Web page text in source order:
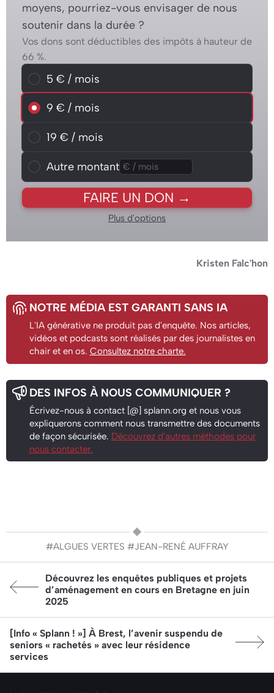
moyens, pourriez-vous envisager de nous
soutenir dans la durée ?
Vos dons sont déductibles des impôts à hauteur de
66 %.
Choisissez un montant mensuel
5 € / mois
5 € / mois
9 € / mois
9 € / mois
19 € / mois
19 € / mois
Autre montant
Autre montant
FAIRE UN DON →
Plus d'options
Kristen Falc'hon
NOTRE MÉDIA EST GARANTI SANS IA
L'IA générative ne produit pas d'enquête. Nos articles,
vidéos et podcasts sont réalisés par des journalistes en
chair et en os. Consultez notre charte.
DES INFOS À NOUS COMMUNIQUER ?
Écrivez-nous à contact [@] splann.org et nous vous
expliquerons comment nous transmettre des documents
de façon sécurisée. Découvrez d'autres méthodes pour
nous contacter.
#ALGUES VERTES #JEAN-RENÉ AUFFRAY
Article précédent:
Découvrez les enquêtes publiques et projets
d’aménagement en cours en Bretagne en juin
2025
Article suivant:
[Info « Splann ! »] À Brest, l’avenir suspendu de
seniors « rachetés » avec leur résidence
services